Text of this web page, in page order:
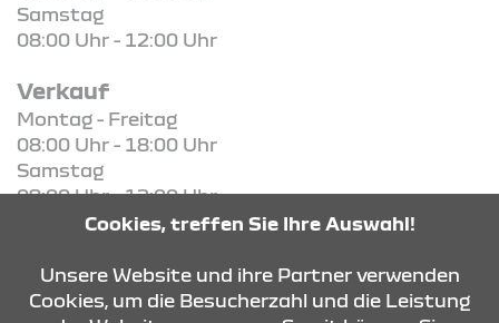
Samstag
08:00 Uhr - 12:00 Uhr
Verkauf
Montag - Freitag
08:00 Uhr - 18:00 Uhr
Samstag
09:00 Uhr - 12:00 Uhr
KONTAKT & ANFAHRT
Cookies, treffen Sie Ihre Auswahl!
Unsere Website und ihre Partner verwenden
Cookies, um die Besucherzahl und die Leistung